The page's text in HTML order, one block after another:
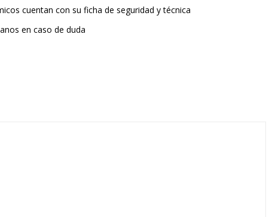
cuentan con su ficha de seguridad y técnica
en caso de duda